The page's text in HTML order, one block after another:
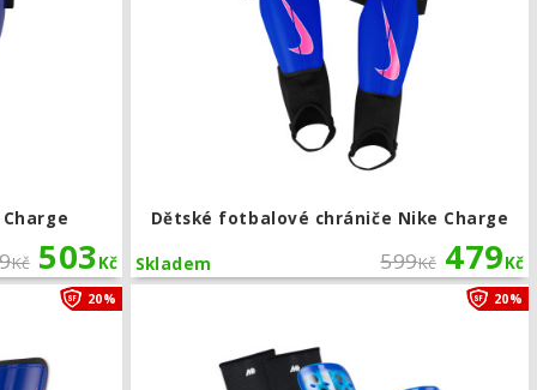
Kč 503Kč
Dětské fotbalové chrániče Nike Charge
599Kč 479Kč
Skladem
20% 20%